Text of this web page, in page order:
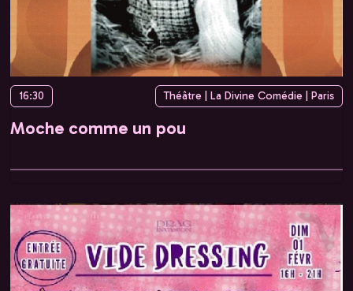
16:30 Théâtre | La Divine Comédie | Paris
Moche comme un pou